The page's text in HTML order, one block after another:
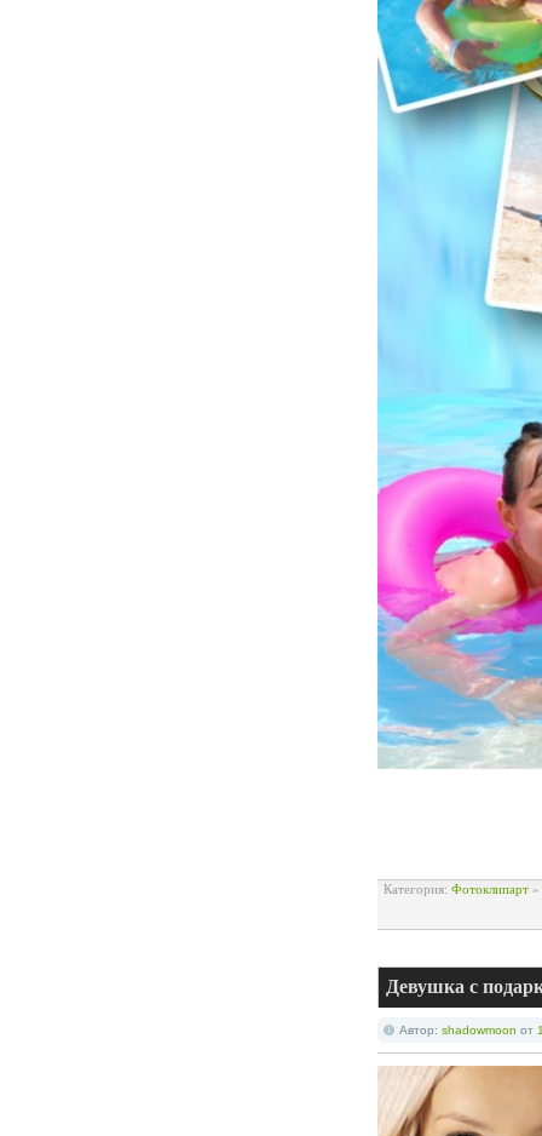
Категория: Фотоклипарт »
Девушка с
Автор: shadowmoon от